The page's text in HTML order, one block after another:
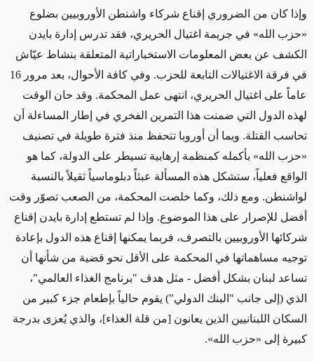
و إذا كان من الضروري إقناع شركاء واشنطن الأوروبيين بضلوع
«حزب الله» في جريمة اغتيال الحريري، فقد تدرس إدارة بايدن
الكشف عن بعض المعلومات الاستخباراتية المتعلقة بنشاط عيّاش
في فرقة الاغتيالات التابعة للحزب. وفي كافة الأحوال، بعد مرور 16
عاماً على اغتيال الحريري، انتهى عمل المحكمة. وقد حان الوقت
لهذه الدول التي ضمنت هذا التمرين الفخري في إطار المساءلة أن
تحاسب القتلة. وبما أن أوروبا تتحفظ منذ فترة طويلة في تصنيف
«حزب الله» بأكمله كمنظمة إرهابية تسيطر على الدولة، كما هو
الواقع فعلياً، ستشكل هذه المسألة عبئاً دبلوماسياً ثقيلاًبالنسبة
لواشنطن. ومع ذلك، وكما خلصت المحكمة، من الصعب تصوّر وقت
أفضل للإصرار على هذا الموضوع. وإذا لم تستطع إدارة بايدن إقناع
شركائها الأوروبيين بالتصرف، فربما يمكنها إقناع هذه الدول بإعادة
توجيه مساهماتها في المحكمة على الأقل نحو قضية من شأنها أن
تساعد لبنان بشكل أفضل - مثل هدف "برنامج الغذاء العالمي"،
الذي (إلى جانب "البنك الدولي") يقوم حالياً بإطعام جزء كبير من
السكان اللبنانيين الذين يعانون [من قلة الغذاء]، و الذي يُعزى بدرجة
كبيرة إلى «حزب الله»
.